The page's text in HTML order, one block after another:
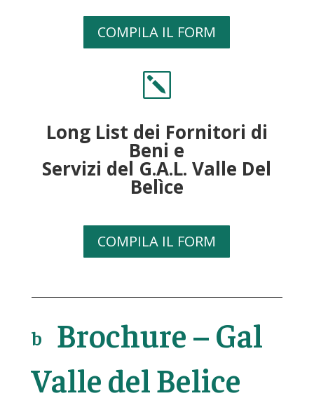
COMPILA IL FORM
k
Long List dei Fornitori di
Beni e
Servizi del G.A.L. Valle Del
Belìce
COMPILA IL FORM
b
o
k
Brochure – Gal
Valle del Belice